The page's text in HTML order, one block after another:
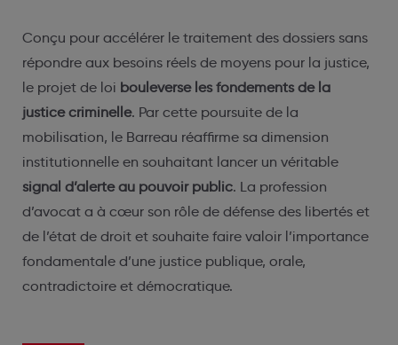
Conçu pour accélérer le traitement des dossiers sans
répondre aux besoins réels de moyens pour la justice,
le projet de loi bouleverse les fondements de la
justice criminelle. Par cette poursuite de la
mobilisation, le Barreau réaffirme sa dimension
institutionnelle en souhaitant lancer un véritable
signal d’alerte au pouvoir public. La profession
d’avocat a à cœur son rôle de défense des libertés et
de l’état de droit et souhaite faire valoir l’importance
fondamentale d’une justice publique, orale,
contradictoire et démocratique.